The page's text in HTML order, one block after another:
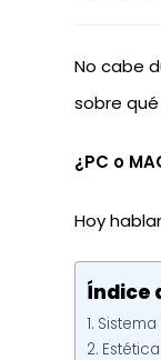
No cabe
sobre
¿PC o
Hoy
Índice